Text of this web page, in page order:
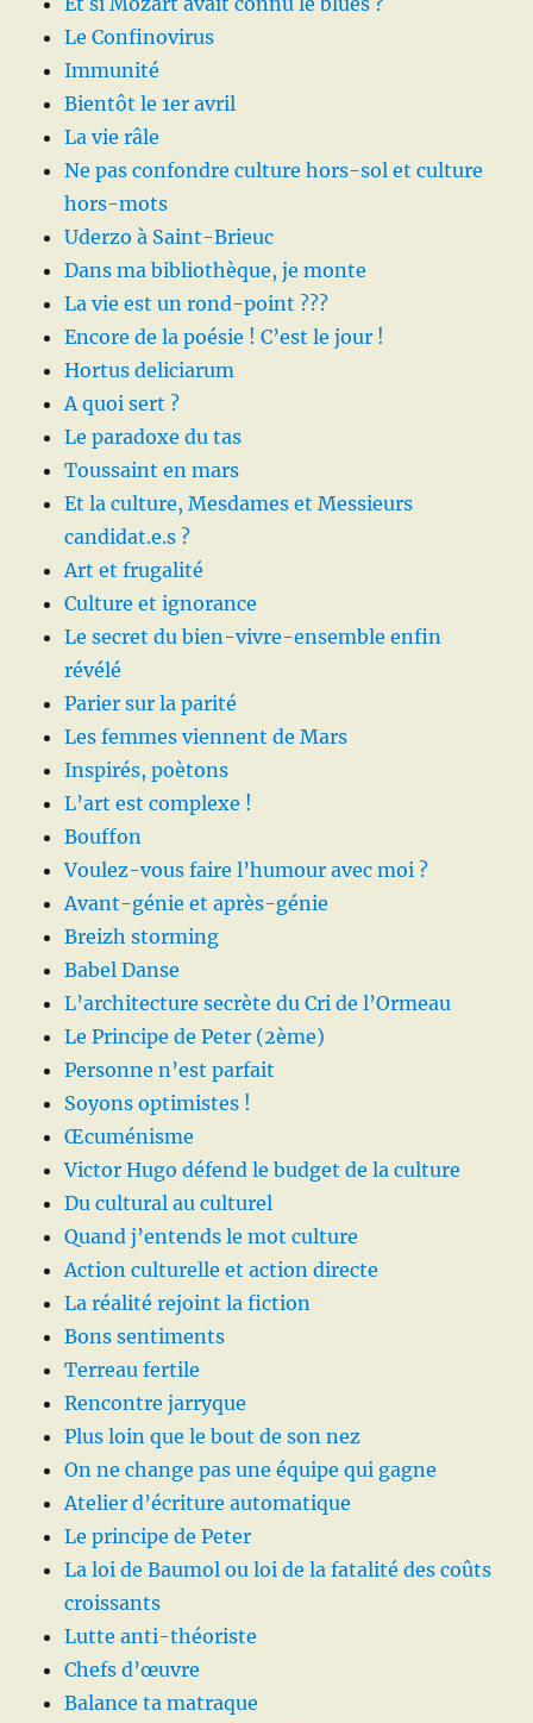
Le Confinovirus
Immunité
Bientôt le 1er avril
La vie râle
Ne pas confondre culture hors-sol et culture
hors-mots
Uderzo à Saint-Brieuc
Dans ma bibliothèque, je monte
La vie est un rond-point ???
Encore de la poésie ! C’est le jour !
Hortus deliciarum
A quoi sert ?
Le paradoxe du tas
Toussaint en mars
Et la culture, Mesdames et Messieurs
candidat.e.s ?
Art et frugalité
Culture et ignorance
Le secret du bien-vivre-ensemble enfin
révélé
Parier sur la parité
Les femmes viennent de Mars
Inspirés, poètons
L’art est complexe !
Bouffon
Voulez-vous faire l’humour avec moi ?
Avant-génie et après-génie
Breizh storming
Babel Danse
L’architecture secrète du Cri de l’Ormeau
Le Principe de Peter (2ème)
Personne n’est parfait
Soyons optimistes !
Œcuménisme
Victor Hugo défend le budget de la culture
Du cultural au culturel
Quand j’entends le mot culture
Action culturelle et action directe
La réalité rejoint la fiction
Bons sentiments
Terreau fertile
Rencontre jarryque
Plus loin que le bout de son nez
On ne change pas une équipe qui gagne
Atelier d’écriture automatique
Le principe de Peter
La loi de Baumol ou loi de la fatalité des coûts
croissants
Lutte anti-théoriste
Chefs d’œuvre
Balance ta matraque